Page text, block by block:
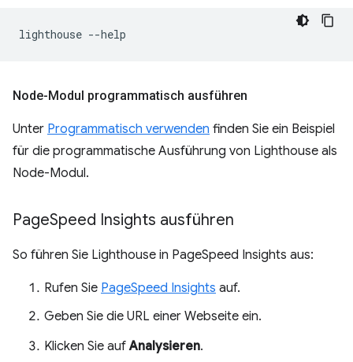
lighthouse
Node-Modul programmatisch ausführen
Unter Programmatisch verwenden finden Sie ein Beispiel
für die programmatische Ausführung von Lighthouse als
Node-Modul.
PageSpeed Insights ausführen
So führen Sie Lighthouse in PageSpeed Insights aus:
Rufen Sie PageSpeed Insights auf.
Geben Sie die URL einer Webseite ein.
Klicken Sie aufAnalysieren.